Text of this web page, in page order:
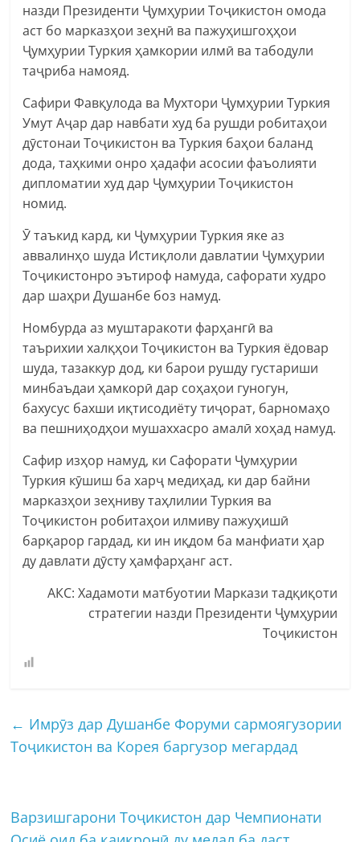
назди Президенти Ҷумҳурии Тоҷикистон омода
аст бо марказҳои зеҳнӣ ва пажуҳишгоҳҳои
Ҷумҳурии Туркия ҳамкории илмӣ ва табодули
таҷриба намояд.
Сафири Фавқулода ва Мухтори Ҷумҳурии Туркия
Умут Аҷар дар навбати худ ба рушди робитаҳои
дӯстонаи Тоҷикистон ва Туркия баҳои баланд
дода, таҳкими онро ҳадафи асосии фаъолияти
дипломатии худ дар Ҷумҳурии Тоҷикистон
номид.
Ӯ таъкид кард, ки Ҷумҳурии Туркия яке аз
аввалинҳо шуда Истиқлоли давлатии Ҷумҳурии
Тоҷикистонро эътироф намуда, сафорати худро
дар шаҳри Душанбе боз намуд.
Номбурда аз муштаракоти фарҳангӣ ва
таърихии халқҳои Тоҷикистон ва Туркия ёдовар
шуда, тазаккур дод, ки барои рушду густариши
минбаъдаи ҳамкорӣ дар соҳаҳои гуногун,
бахусус бахши иқтисодиёту тиҷорат, барномаҳо
ва пешниҳодҳои мушаххасро амалӣ хоҳад намуд.
Сафир изҳор намуд, ки Сафорати Ҷумҳурии
Туркия кӯшиш ба харҷ медиҳад, ки дар байни
марказҳои зеҳниву таҳлилии Туркия ва
Тоҷикистон робитаҳои илмиву пажуҳишӣ
барқарор гардад, ки ин иқдом ба манфиати ҳар
ду давлати дӯсту ҳамфарҳанг аст.
АКС: Хадамоти матбуотии Маркази тадқиқоти
стратегии назди Президенти Ҷумҳурии
Тоҷикистон
← Имрӯз дар Душанбе Форуми сармоягузории
Тоҷикистон ва Корея баргузор мегардад
Варзишгарони Тоҷикистон дар Чемпионати